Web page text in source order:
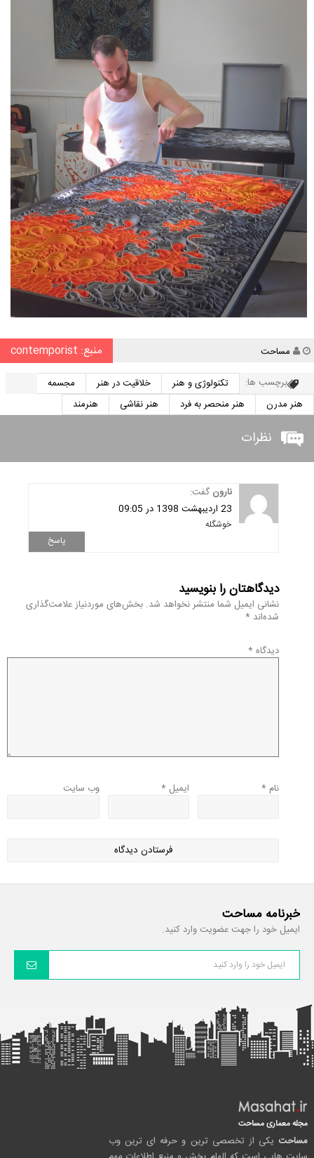
نویسنده
مساحت منبع: contemporist
برچسب ها: تکنولوژی و هنر خلاقیت در هنر
مجسمه
هنر مدرن
هنر منحصر به فرد هنر نقاشی هنرمند
نظرات
نارون گفت:
23 اردیبهشت 1398 در 09:05
خوشگله
پاسخ
دیدگاهتان را بنویسید
نشانی ایمیل شما منتشر نخواهد شد. بخش‌های موردنیاز علامت‌گذاری
شده‌اند *
دیدگاه *
نام * ایمیل * وب‌ سایت
خبرنامه مساحت
ایمیل خود را جهت عضویت وارد کنید.
مجله معماری مساحت
مساحت یکی از تخصصی ترین و حرفه ای ترین وب